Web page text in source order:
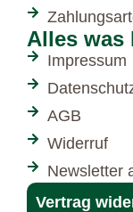
Alles was
Impressum
AGB
Widerruf
Newsletter
Vertrag